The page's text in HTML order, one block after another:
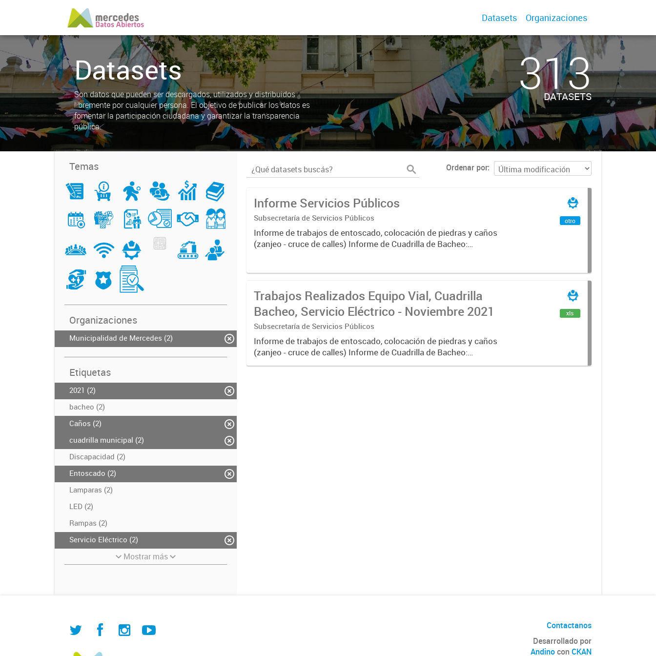
Datasets Organizaciones
Datasets
Son datos que pueden ser descargados, utilizados y distribuidos
libremente por cualquier persona. El objetivo de publicar los datos es
fomentar la participación ciudadana y garantizar la transparencia
pública.
313
DATASETS
Temas
Organizaciones
Municipalidad de Mercedes (2)
Etiquetas
2021 (2)
bacheo (2)
Caños (2)
cuadrilla municipal (2)
Discapacidad (2)
Entoscado (2)
Lamparas (2)
LED (2)
Rampas (2)
Servicio Eléctrico (2)
Mostrar más
Ordenar por
Informe Servicios Públicos
Subsecretaría de Servicios Públicos
Informe de trabajos de entoscado, colocación de piedras y caños
(zanjeo - cruce de calles) Informe de Cuadrilla de Bacheo:
otro
Trabajos Realizados Equipo Vial, Cuadrilla
Bacheo, Servicio Eléctrico - Noviembre 2021
Subsecretaría de Servicios Públicos
Informe de trabajos de entoscado, colocación de piedras y caños
(zanjeo - cruce de calles) Informe de Cuadrilla de Bacheo:
albañilería y construcción, colocación de tapa registro,
xls
Contactanos
Desarrollado por
Andinocon CKAN